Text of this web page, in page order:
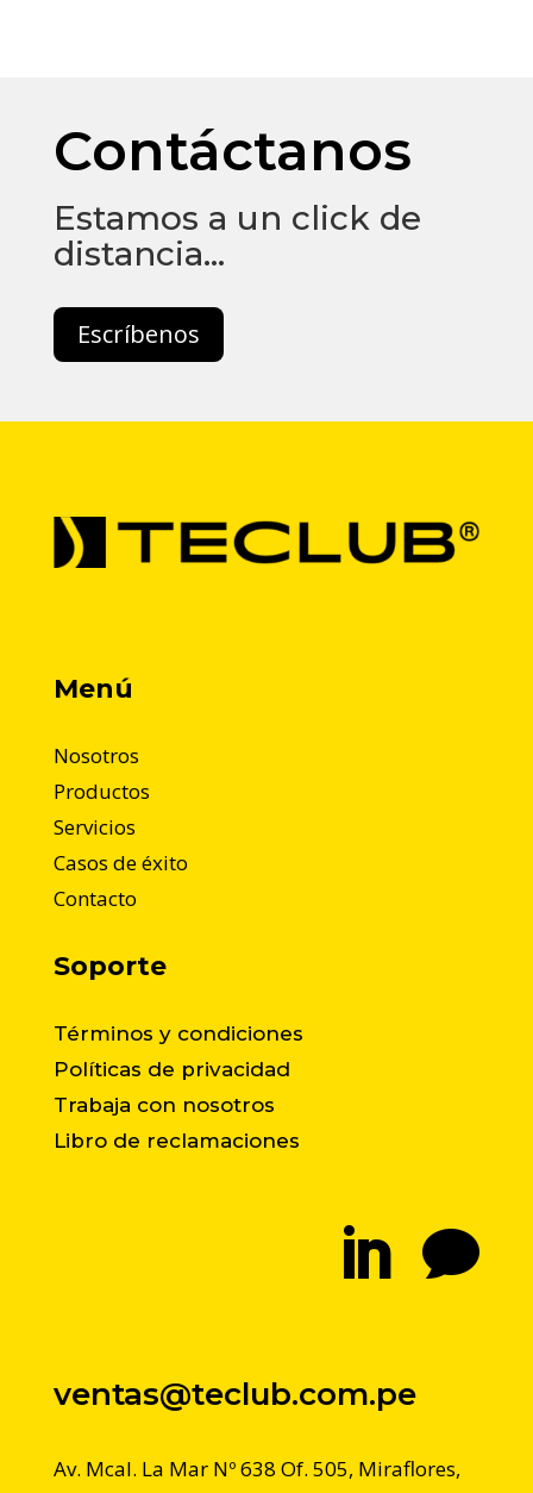
Contáctanos
Estamos a un click de
distancia…
Escríbenos
Menú
Nosotros
Productos
Servicios
Casos de éxito
Contacto
Soporte
Términos y condiciones
Políticas de privacidad
Trabaja con nosotros
Libro de reclamaciones
 
ventas@teclub.com.pe
Av. Mcal. La Mar Nº 638 Of. 505, Miraflores,